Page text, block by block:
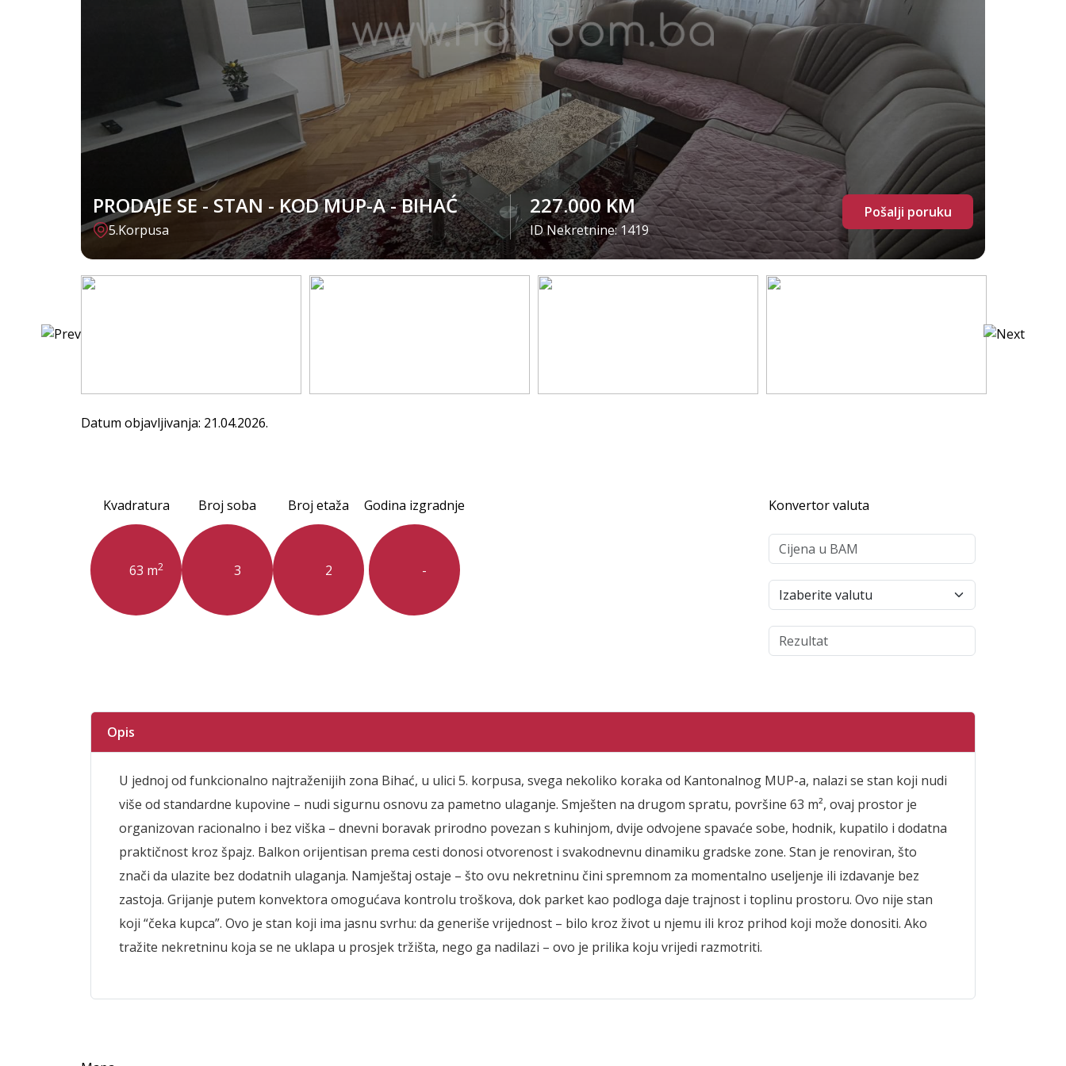
PRODAJE SE - STAN - KOD MUP-A - BIHAĆ
5.Korpusa
227.000 KM
ID Nekretnine: 1419
Pošalji poruku
Datum objavljivanja: 21.04.2026.
Kvadratura
63 m2
Broj soba
3
Broj etaža
2
Godina izgradnje
-
Konvertor valuta
Opis
U jednoj od funkcionalno najtraženijih zona Bihać, u ulici 5. korpusa, svega nekoliko koraka od Kantonalnog MUP-a, nalazi se stan koji nudi
više od standardne kupovine – nudi sigurnu osnovu za pametno ulaganje. Smješten na drugom spratu, površine 63 m², ovaj prostor je
organizovan racionalno i bez viška – dnevni boravak prirodno povezan s kuhinjom, dvije odvojene spavaće sobe, hodnik, kupatilo i dodatna
praktičnost kroz špajz. Balkon orijentisan prema cesti donosi otvorenost i svakodnevnu dinamiku gradske zone. Stan je renoviran, što
znači da ulazite bez dodatnih ulaganja. Namještaj ostaje – što ovu nekretninu čini spremnom za momentalno useljenje ili izdavanje bez
zastoja. Grijanje putem konvektora omogućava kontrolu troškova, dok parket kao podloga daje trajnost i toplinu prostoru. Ovo nije stan
koji “čeka kupca”. Ovo je stan koji ima jasnu svrhu: da generiše vrijednost – bilo kroz život u njemu ili kroz prihod koji može donositi. Ako
tražite nekretninu koja se ne uklapa u prosjek tržišta, nego ga nadilazi – ovo je prilika koju vrijedi razmotriti.